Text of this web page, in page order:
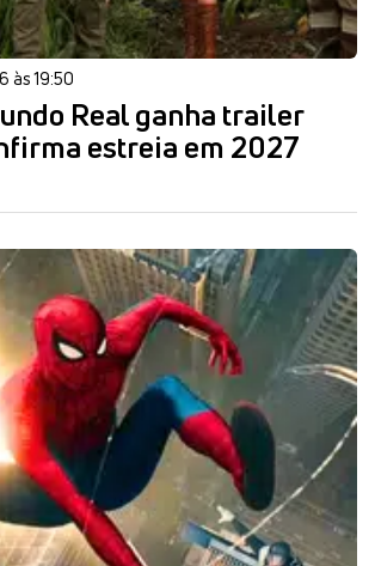
às 19:50
Real ganha trailer
estreia em 2027